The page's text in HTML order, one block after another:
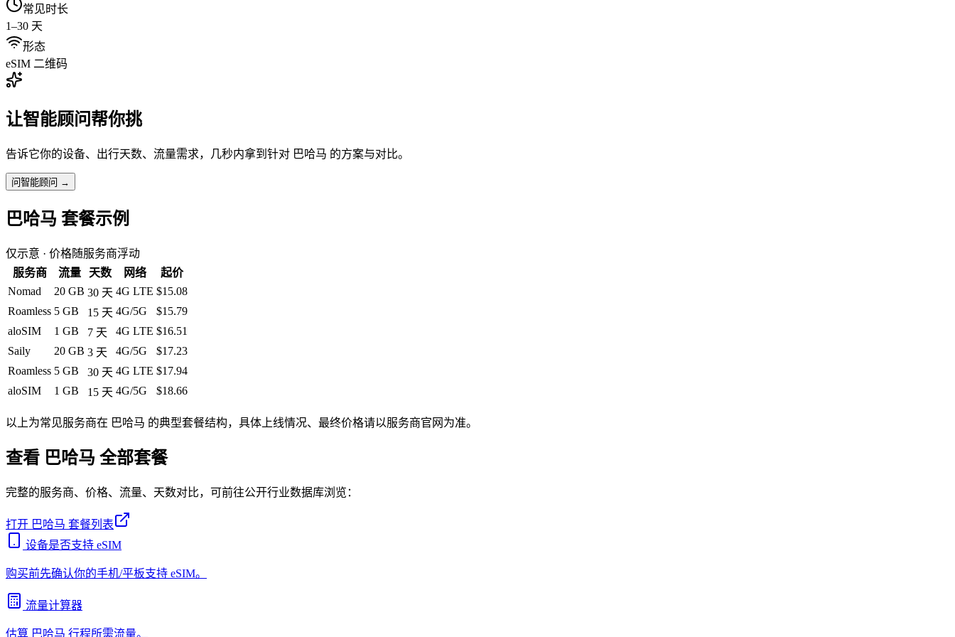
常见时长
1–30 天
形态
eSIM 二维码
让智能顾问帮你挑
告诉它你的设备、出行天数、流量需求，几秒内拿到针对 巴哈马 的方案与对比。
问智能顾问 →
巴哈马 套餐示例
仅示意 · 价格随服务商浮动
服务商
流量 天数 网络
起价
Nomad
20 GB 30 天 4G LTE $15.08
Roamless 5 GB 15 天 4G/5G
$15.79
aloSIM
1 GB 7 天 4G LTE $16.51
Saily
20 GB 3 天 4G/5G
$17.23
Roamless 5 GB 30 天 4G LTE $17.94
aloSIM
1 GB 15 天 4G/5G $18.66
以上为常见服务商在 巴哈马 的典型套餐结构，具体上线情况、最终价格请以服务商官网为准。
查看 巴哈马 全部套餐
完整的服务商、价格、流量、天数对比，可前往公开行业数据库浏览：
打开 巴哈马 套餐列表
设备是否支持 eSIM
购买前先确认你的手机/平板支持 eSIM。
流量计算器
估算 巴哈马 行程所需流量。